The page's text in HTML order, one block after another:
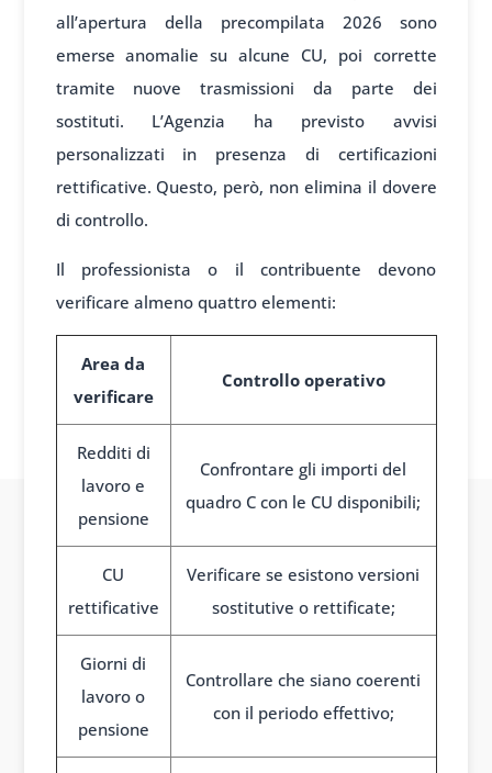
all’apertura della precompilata 2026 sono
emerse anomalie su alcune CU, poi corrette
tramite nuove trasmissioni da parte dei
sostituti. L’Agenzia ha previsto avvisi
personalizzati in presenza di certificazioni
rettificative. Questo, però, non elimina il dovere
di controllo.
Il professionista o il contribuente devono
verificare almeno quattro elementi:
Area da
verificare
Controllo operativo
Redditi di
lavoro e
pensione
Confrontare gli importi del
quadro C con le CU disponibili;
CU
rettificative
Verificare se esistono versioni
sostitutive o rettificate;
Giorni di
lavoro o
pensione
Controllare che siano coerenti
con il periodo effettivo;